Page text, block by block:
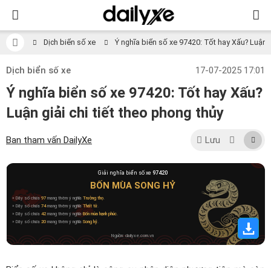
Dịch biển số xe Ý nghĩa biển số xe 97420: Tốt hay Xấu?
Dịch biển số xe 17-07-2025 17:01
Ý nghĩa biển số xe 97420: Tốt hay Xấu?
Luận giải chi tiết theo phong thủy
Ban tham vấn DailyXe Lưu
Giải nghĩa biển số xe 97420
BỐN MÙA SONG HỶ
» Dãy số chứa97 mang thêm ý nghĩa Trường thọ.
» Dãy số chứa 74mang thêm ý nghĩaThất tử.
» Dãy số chứa 42 mang thêm ý nghĩaBốn mùa hạnh phúc.
» Dãy số chứa 20 mang thêm ý nghĩa Song hỷ.
Nguồn: dailyxe.com.vn